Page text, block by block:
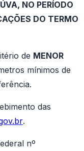
NO PERÍODO
DO TERMO
de MENOR
mínimos de
das
.
nº